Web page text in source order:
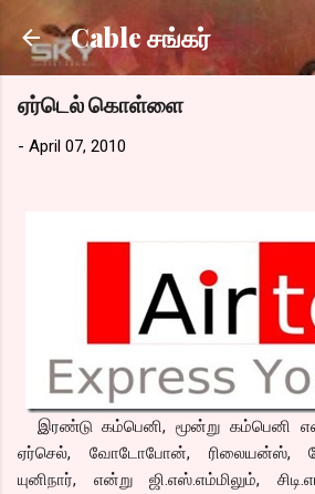
Skip to main content
Cable சங்கர்
ஏர்டெல் கொள்ளை
- April 07, 2010
இரண்டு கம்பெனி, மூன்று கம்பெனி
ஏர்செல், வோடோபோன், ரிலையன்ஸ்,
யுனிநார், என்று ஜி.எஸ்.எம்மிலும்,